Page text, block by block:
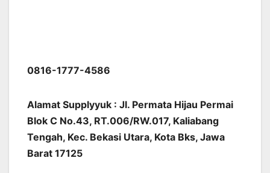
0816-1777-4586
Alamat Supplyyuk : Jl. Permata Hijau Permai
Blok C No.43, RT.006/RW.017, Kaliabang
Tengah, Kec. Bekasi Utara, Kota Bks, Jawa
Barat 17125